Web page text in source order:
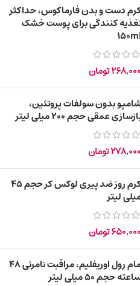
دست و بدن فارماکوس، حداکثر
کنندگی برای پوست خشک
268,000تومان
بدون سولفات پروتئین،
عمقی حجم ۲۰۰ میلی لیتر
278,000تومان
کرم روز ضد پیری لوکس کر حجم ۴۵
لیتر
650,000تومان
مام رول اوریفلیم، مراقبت نامرئی 48
حجم ۵۰ میلی لیتر